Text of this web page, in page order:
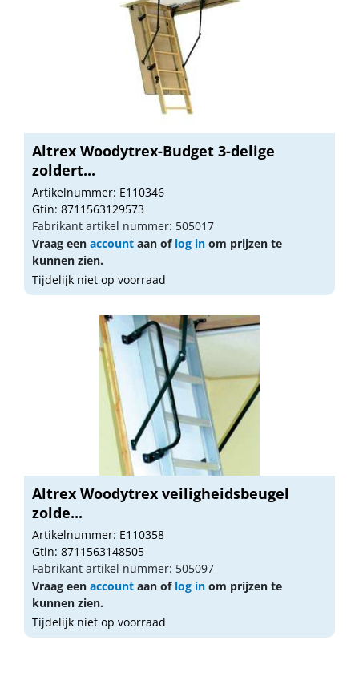
Altrex Woodytrex-Budget 3-delige
zoldert...
Artikelnummer: E110346
Gtin: 8711563129573
Fabrikant artikel nummer: 505017
Vraag een account aan of log in om prijzen te
kunnen zien.
Tijdelijk niet op voorraad
Altrex Woodytrex veiligheidsbeugel
zolde...
Artikelnummer: E110358
Gtin: 8711563148505
Fabrikant artikel nummer: 505097
Vraag een account aan of log in om prijzen te
kunnen zien.
Tijdelijk niet op voorraad